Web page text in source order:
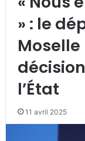
» : le
l’État
11 avril 2025